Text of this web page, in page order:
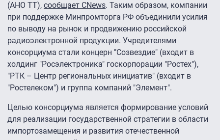
(АНО ТТ), сообщает CNews. Таким образом, компании
при поддержке Минпромторга РФ объединили усилия
по выводу на рынок и продвижению российской
радиоэлектронной продукции. Учредителями
консорциума стали концерн "Созвездие" (входит в
холдинг "Росэлектроника" госкорпорации "Ростех"),
"РТК – Центр региональных инициатив" (входит в
"Ростелеком") и группа компаний "Элемент".
Целью консорциума является формирование условий
для реализации государственной стратегии в области
импортозамещения и развития отечественной